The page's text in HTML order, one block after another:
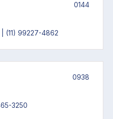
| (11) 99227-4862
0144
3250
0938